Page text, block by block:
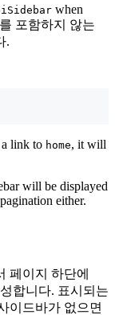
when
포함하지 않는
.
a link to home, it will
will be displayed
either.
페이지 하단에
합니다. 표시되는
이드바가 없으면